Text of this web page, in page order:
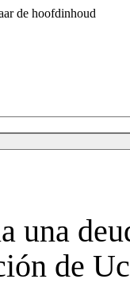
de hoofdinhoud
de